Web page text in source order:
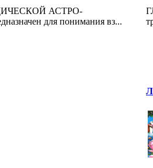
АСТРО-
для понимания вз...